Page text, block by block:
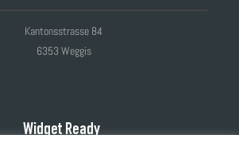
Kantonsstrasse 84
6353 Weggis
Widget Ready